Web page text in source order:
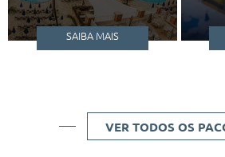
SAIBA MAIS
VER TODOS OS